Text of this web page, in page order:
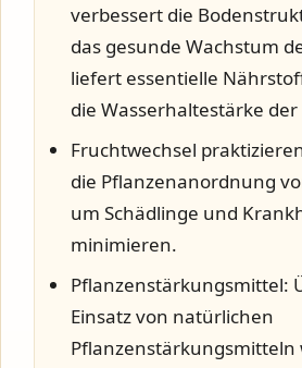
verbessert die
das gesunde Wachstum
liefert essentielle
die Wasserhaltestärke der
Fruchtwechsel
die Pflanzenanordnung
um Schädlinge und
minimieren.
Pflanzenstärkungsmittel:
Einsatz von natürlichen
Pflanzenstärkungsmitteln